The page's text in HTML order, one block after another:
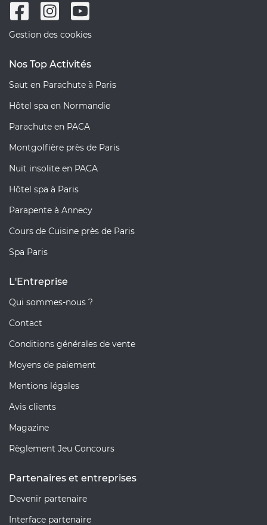
Gestion des cookies
Nos Top Activités
Saut en Parachute à Paris
Hôtel spa en Normandie
Parachute en PACA
Montgolfière près de Paris
Nuit insolite en PACA
Hôtel spa à Paris
Parapente à Annecy
Cours de Cuisine près de Paris
Spa Paris
L'Entreprise
Qui sommes-nous ?
Contact
Conditions générales de vente
Moyens de paiement
Mentions légales
Avis clients
Magazine
Règlement Jeu Concours
Partenaires et entreprises
Devenir partenaire
Interface partenaire